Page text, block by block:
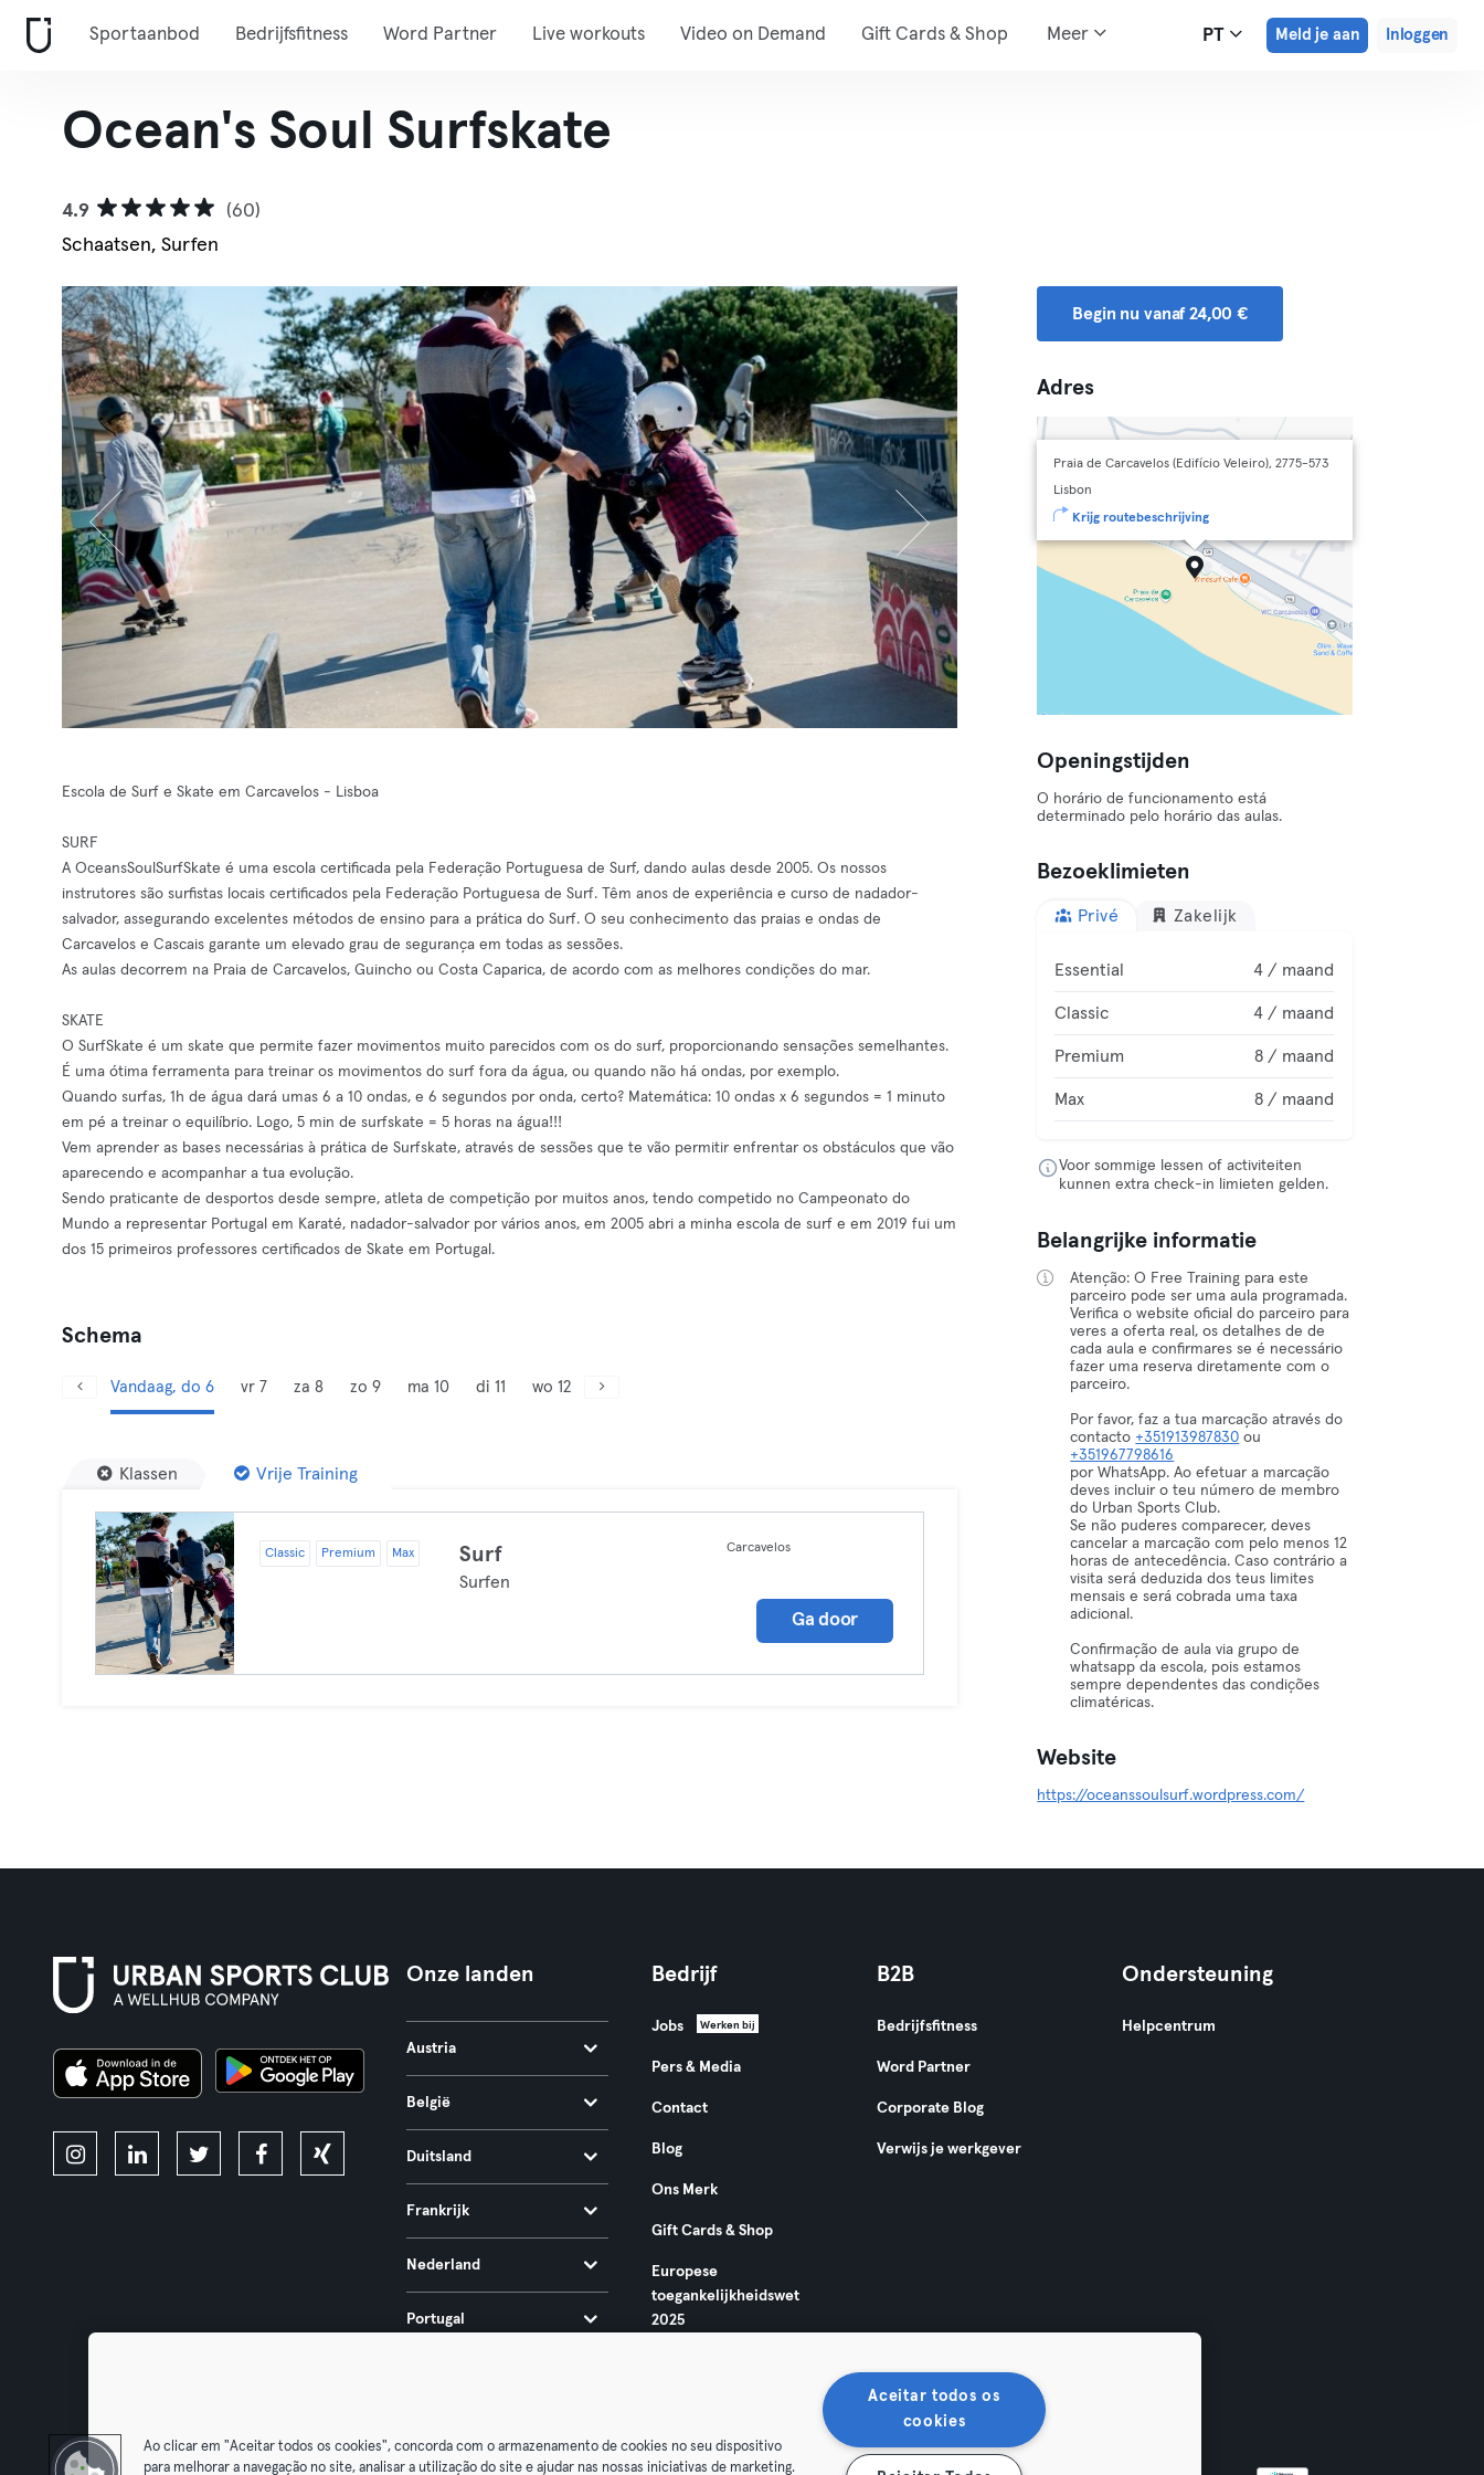
Sportaanbod Bedrijfsfitness Word Partner Live workouts Video on Demand Gift Cards & Shop Meer PT Meld je aan Inloggen
Ocean's Soul Surfskate
4.9
(60)
Schaatsen, Surfen
Escola de Surf e Skate em Carcavelos - Lisboa
SURF
A OceansSoulSurfSkate é uma escola certificada pela Federação Portuguesa de Surf, dando aulas desde 2005. Os nossos
instrutores são surfistas locais certificados pela Federação Portuguesa de Surf. Têm anos de experiência e curso de nadador-
salvador, assegurando excelentes métodos de ensino para a prática do Surf. O seu conhecimento das praias e ondas de
Carcavelos e Cascais garante um elevado grau de segurança em todas as sessões.
As aulas decorrem na Praia de Carcavelos, Guincho ou Costa Caparica, de acordo com as melhores condições do mar.
SKATE
O SurfSkate é um skate que permite fazer movimentos muito parecidos com os do surf, proporcionando sensações semelhantes.
É uma ótima ferramenta para treinar os movimentos do surf fora da água, ou quando não há ondas, por exemplo.
Quando surfas, 1h de água dará umas 6 a 10 ondas, e 6 segundos por onda, certo? Matemática: 10 ondas x 6 segundos = 1 minuto
em pé a treinar o equilíbrio. Logo, 5 min de surfskate = 5 horas na água!!!
Vem aprender as bases necessárias à prática de Surfskate, através de sessões que te vão permitir enfrentar os obstáculos que vão
aparecendo e acompanhar a tua evolução.
Sendo praticante de desportos desde sempre, atleta de competição por muitos anos, tendo competido no Campeonato do
Mundo a representar Portugal em Karaté, nadador-salvador por vários anos, em 2005 abri a minha escola de surf e em 2019 fui um
dos 15 primeiros professores certificados de Skate em Portugal.
Schema
Vandaag, do 6 vr 7 za 8 zo 9 ma 10 di 11 wo 12
Klassen Vrije Training
Classic Premium Max Surf
Surfen
Carcavelos
Ga door
Begin nu vanaf 24,00 €
Adres
Praia de Carcavelos (Edifício Veleiro), 2775-573
Lisbon
Krijg routebeschrijving
Openingstijden
O horário de funcionamento está
determinado pelo horário das aulas.
Bezoeklimieten
Privé Zakelijk
Essential 4 / maand
Classic 4 / maand
Premium 8 / maand
Max 8 / maand
Voor sommige lessen of activiteiten
kunnen extra check-in limieten gelden.
Belangrijke informatie
Atenção: O Free Training para este
parceiro pode ser uma aula programada.
Verifica o website oficial do parceiro para
veres a oferta real, os detalhes de de
cada aula e confirmares se é necessário
fazer uma reserva diretamente com o
parceiro.
Por favor, faz a tua marcação através do
contacto +351913987830 ou
+351967798616
por WhatsApp. Ao efetuar a marcação
deves incluir o teu número de membro
do Urban Sports Club.
Se não puderes comparecer, deves
cancelar a marcação com pelo menos 12
horas de antecedência. Caso contrário a
visita será deduzida dos teus limites
mensais e será cobrada uma taxa
adicional.
Confirmação de aula via grupo de
whatsapp da escola, pois estamos
sempre dependentes das condições
climatéricas.
Website
https://oceanssoulsurf.wordpress.com/
Onze landen
Austria
België
Duitsland
Frankrijk
Nederland
Portugal
Bedrijf
Jobs Werken bij
Pers & Media
Contact
Blog
Ons Merk
Gift Cards & Shop
Europese
toegankelijkheidswet
2025
B2B
Bedrijfsfitness
Word Partner
Corporate Blog
Verwijs je werkgever
Ondersteuning
Helpcentrum
Ao clicar em "Aceitar todos os cookies", concorda com o armazenamento de cookies no seu dispositivo
para melhorar a navegação no site, analisar a utilização do site e ajudar nas nossas iniciativas de marketing.
Aceitar todos os
cookies